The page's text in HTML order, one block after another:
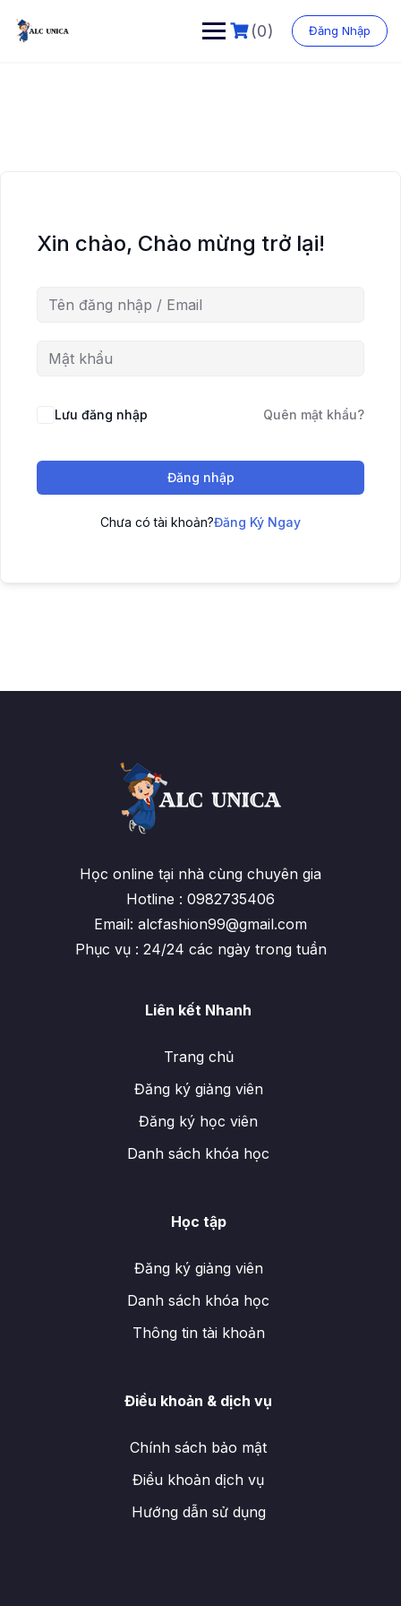
đến
phần
(0) Đăng Nhập
Xin chào, Chào mừng trở lại!
Lưu đăng nhập Quên mật khẩu?
Đăng nhập
Chưa có tài khoản?Đăng Ký Ngay
Học online tại nhà cùng chuyên gia
Hotline : 0982735406
Email: alcfashion99@gmail.com
Phục vụ : 24/24 các ngày trong tuần
Liên kết Nhanh
Trang chủ
Đăng ký giảng viên
Đăng ký học viên
Danh sách khóa học
Học tập
Đăng ký giảng viên
Danh sách khóa học
Thông tin tài khoản
Điều khoản & dịch vụ
Chính sách bảo mật
Điều khoản dịch vụ
Hướng dẫn sử dụng